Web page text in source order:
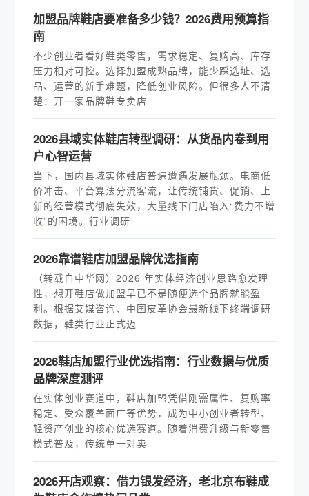
加盟品牌鞋店要准备多少钱？2026费用预算指
南
不少创业者看好鞋类零售，需求稳定、复购高、库存
压力相对可控。选择加盟成熟品牌，能少踩选址、选
品、运营的新手难题，降低创业风险。但很多人不清
楚：开一家品牌鞋专卖店
2026县域实体鞋店转型调研：从货品内卷到用
户心智运营
当下，国内县域实体鞋店普遍遭遇发展瓶颈。电商低
价冲击、平台算法分流客流，让传统铺货、促销、上
新的经营模式彻底失效，大量线下门店陷入“费力不增
收”的困境。行业调研
2026靠谱鞋店加盟品牌优选指南
（转载自中华网）2026 年实体经济创业思路愈发理
性，想开鞋店做加盟早已不是随便选个品牌就能盈
利。根据艾媒咨询、中国皮革协会最新线下终端调研
数据，鞋类行业正式迈
2026鞋店加盟行业优选指南：行业数据与优质
品牌深度测评
在实体创业赛道中，鞋店加盟凭借刚需属性、复购率
稳定、受众覆盖面广等优势，成为中小创业者转型、
轻资产创业的核心优选赛道。随着消费升级与新零售
模式普及，传统单一对卖
2026开店观察：借力银发经济，老北京布鞋成